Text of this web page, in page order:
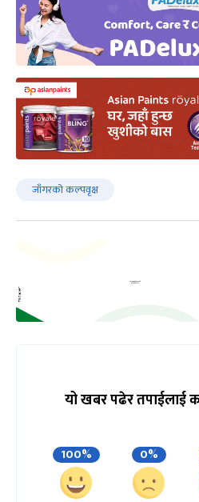
जाँगरको कल्पवृक्ष
यो खबर पढेर तपाईलाई
100% 0%